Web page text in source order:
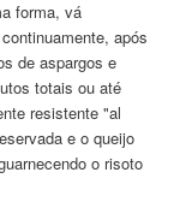
forma, vá
após
de aspargos e
totais ou até
resistente "al
e o queijo
o risoto